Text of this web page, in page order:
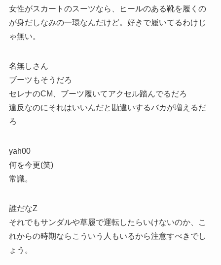
女性がスカートのスーツなら、ヒールのある靴を履くの
が身だしなみの一環なんだけど。好きで履いてるわけじ
ゃ無い。
名無しさん
ブーツもそうだろ
セレナのCM、ブーツ履いてアクセル踏んでるだろ
違反なのにそれはいいんだと勘違いするバカが増えるだ
ろ
yah00
何を今更(笑)
常識。
誰だなZ
それでもサンダルや草履で運転したらいけないのか、こ
れからの時期ならこういう人もいるから注意すべきでし
ょう。